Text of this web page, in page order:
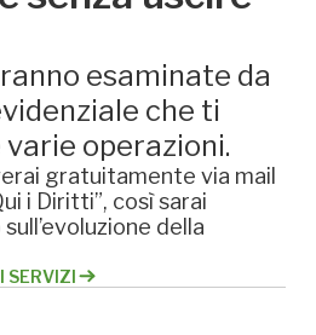
esaminate da
che ti
operazioni.
gratuitamente via mail
i Diritti”, così sarai
della
SERVIZI